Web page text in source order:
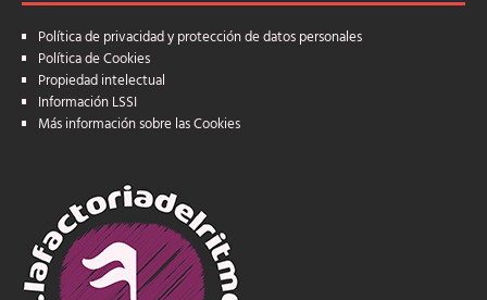
Política de privacidad y protección de datos personales
Política de Cookies
Propiedad intelectual
Información LSSI
Más información sobre las Cookies